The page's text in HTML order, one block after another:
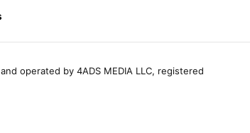
operated by 4ADS MEDIA LLC, registered